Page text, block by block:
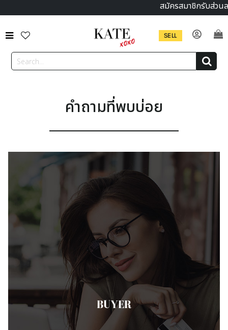
สมัครสมาชิกรับส่วนลด
SELL
คำถามที่พบบ่อย
BUYER